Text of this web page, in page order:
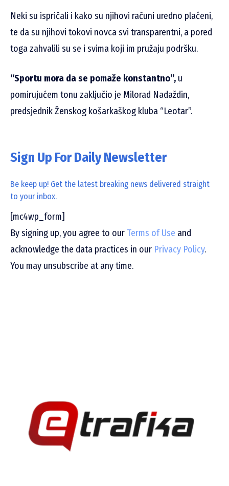
Neki su ispričali i kako su njihovi računi uredno plaćeni,
te da su njihovi tokovi novca svi transparentni, a pored
toga zahvalili su se i svima koji im pružaju podršku.
“Sportu mora da se pomaže konstantno”, u
pomirujućem tonu zaključio je Milorad Nadaždin,
predsjednik Ženskog košarkaškog kluba “Leotar”.
Sign Up For Daily Newsletter
Be keep up! Get the latest breaking news delivered straight
to your inbox.
[mc4wp_form]
By signing up, you agree to our Terms of Use and
acknowledge the data practices in our Privacy Policy.
You may unsubscribe at any time.